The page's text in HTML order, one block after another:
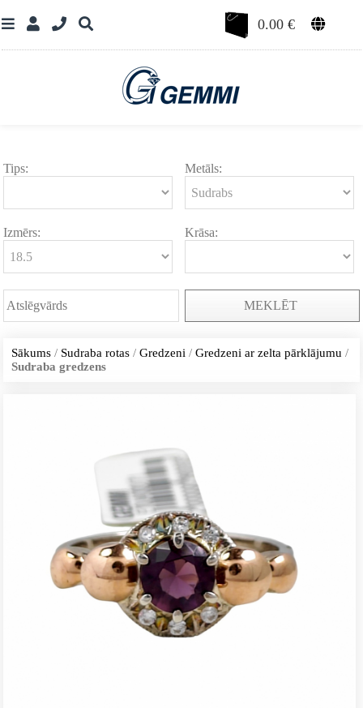
0.00€
Tips: Metāls:
Izmērs: Krāsa:
MEKLĒT
Sākums / Sudraba rotas /Gredzeni /Gredzeni ar zelta pārklājumu /
Sudraba gredzens